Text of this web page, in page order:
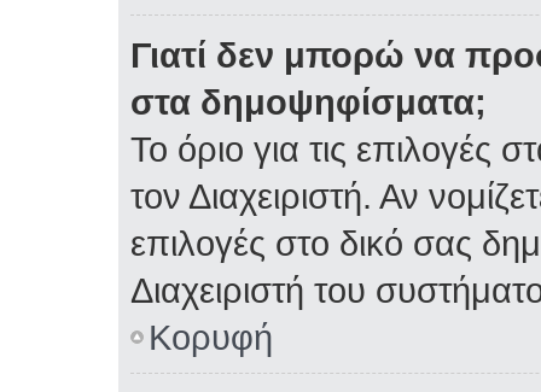
Γιατί δεν μπορώ να
στα δημοψηφίσματα;
Το όριο για τις επιλογές
τον Διαχειριστή. Αν
επιλογές στο δικό σας
Διαχειριστή του
Κορυφή